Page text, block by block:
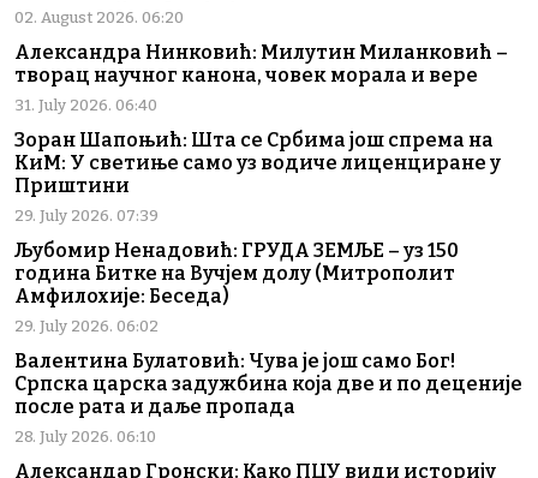
02. August 2026. 06:20
Александра Нинковић: Милутин Миланковић –
творац научног канона, човек морала и вере
31. July 2026. 06:40
Зоран Шапоњић: Шта се Србима још спрема на
КиМ: У светиње само уз водиче лиценциране у
Приштини
29. July 2026. 07:39
Љубомир Ненадовић: ГРУДА ЗЕМЉЕ – уз 150
година Битке на Вучјем долу (Митрополит
Амфилохије: Беседа)
29. July 2026. 06:02
Валентина Булатовић: Чува је још само Бог!
Српска царска задужбина која две и по деценије
после рата и даље пропада
28. July 2026. 06:10
Александар Гронски: Како ПЦУ види историју